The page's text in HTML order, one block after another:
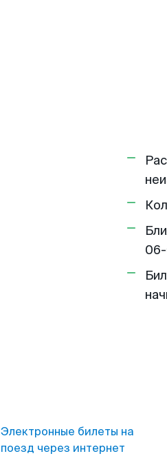
Электронные билеты на
поезд через интернет